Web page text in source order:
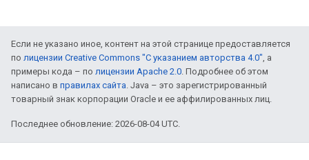
Если не указано иное, контент на этой странице предоставляется
по лицензии Creative Commons "С указанием авторства 4.0", а
примеры кода – по лицензии Apache 2.0. Подробнее об этом
написано в правилах сайта. Java – это зарегистрированный
товарный знак корпорации Oracle и ее аффилированных лиц.
Последнее обновление: 2026-08-04 UTC.